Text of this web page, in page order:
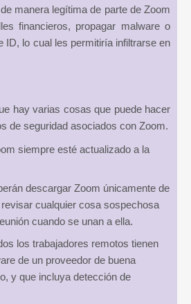
manera legítima de parte de Zoom
financieros, propagar malware o
ID, lo cual les permitiría infiltrarse en
hay varias cosas que puede hacer
de seguridad asociados con Zoom.
siempre esté actualizado a la
descargar Zoom únicamente de
cualquier cosa sospechosa
cuando se unan a ella.
los trabajadores remotos tienen
de un proveedor de buena
y que incluya detección de